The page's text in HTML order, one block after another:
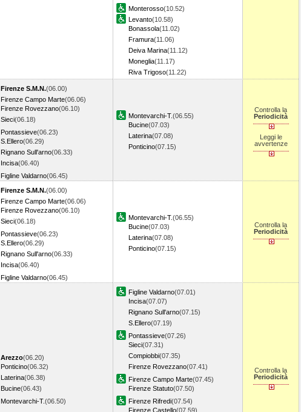
Monterosso(10.52)
Levanto(10.58)
Bonassola(11.02)
Framura(11.06)
Deiva Marina(11.12)
Moneglia(11.17)
Riva Trigoso(11.22)
Firenze S.M.N.(06.00)
Firenze Campo Marte(06.06)
Firenze Rovezzano(06.10)
Sieci(06.18)
Pontassieve(06.23)
S.Ellero(06.29)
Rignano Sull'arno(06.33)
Incisa(06.40)
Figline Valdarno(06.45)
Montevarchi-T.(06.55)
Bucine(07.03)
Laterina(07.08)
Ponticino(07.15)
Controlla la
Periodicità
Leggi le
avvertenze
Firenze S.M.N.(06.00)
Firenze Campo Marte(06.06)
Firenze Rovezzano(06.10)
Sieci(06.18)
Pontassieve(06.23)
S.Ellero(06.29)
Rignano Sull'arno(06.33)
Incisa(06.40)
Figline Valdarno(06.45)
Montevarchi-T.(06.55)
Bucine(07.03)
Laterina(07.08)
Ponticino(07.15)
Controlla la
Periodicità
Arezzo(06.20)
Ponticino(06.32)
Laterina(06.38)
Bucine(06.43)
Montevarchi-T.(06.50)
Figline Valdarno(07.01)
Incisa(07.07)
Rignano Sull'arno(07.15)
S.Ellero(07.19)
Pontassieve(07.26)
Sieci(07.31)
Compiobbi(07.35)
Firenze Rovezzano(07.41)
Firenze Campo Marte(07.45)
Firenze Statuto(07.50)
Firenze Rifredi(07.54)
Firenze Castello(07.59)
Controlla la
Periodicità